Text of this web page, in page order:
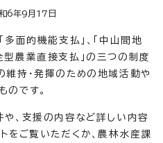
6年9月17日
多面的機能支払」、「中山間地
型農業直接支払」の三つの制度
維持・発揮のための地域活動や
のです。
や、支援の内容など詳しい内容
をご覧いただくか、農林水産課